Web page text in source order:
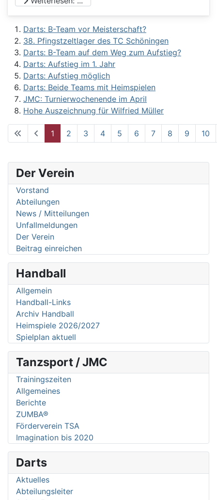
Der Verein
Vorstand
Abteilungen
News / Mitteilungen
Unfallmeldungen
Der Verein
Beitrag einreichen
Handball
Allgemein
Handball-Links
Archiv Handball
Heimspiele 2026/2027
Spielplan aktuell
Tanzsport / JMC
Trainingszeiten
Allgemeines
Berichte
ZUMBA®
Förderverein TSA
Imagination bis 2020
Darts
Aktuelles
Abteilungsleiter
Darts: B-Team vor Meisterschaft?
38. Pfingstzeltlager des TC Schöningen
Darts: B-Team auf dem Weg zum Aufstieg?
Darts: Aufstieg im 1. Jahr
Darts: Aufstieg möglich
Darts: Beide Teams mit Heimspielen
JMC: Turnierwochenende im April
Hohe Auszeichnung für Wilfried Müller
Seite 1 von 62
1 2 3 4 5 6 7 8 9 10